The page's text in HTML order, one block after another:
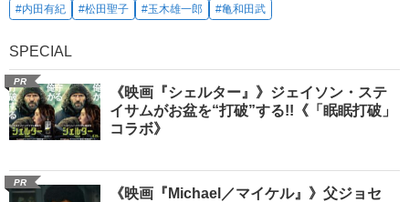
#内田有紀
#松田聖子 #玉木雄一郎 #亀和田武
SPECIAL
PR
《映画『シェルター』》ジェイソン・ステ
イサムがお盆を“打破”する!!《「眠眠打破」
コラボ》
PR
《映画『Michael／マイケル』》父ジョセ